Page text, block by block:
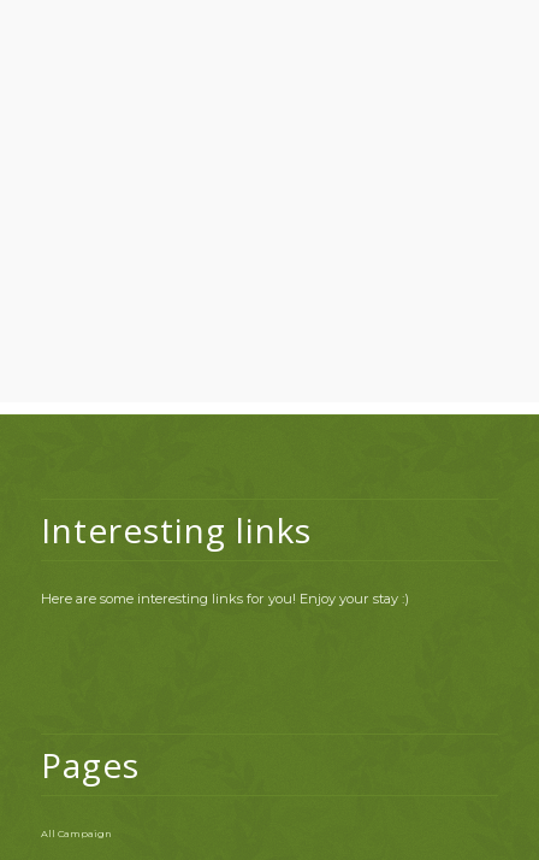
Interesting links
Here are some interesting links for you! Enjoy your stay :)
Pages
All Campaign